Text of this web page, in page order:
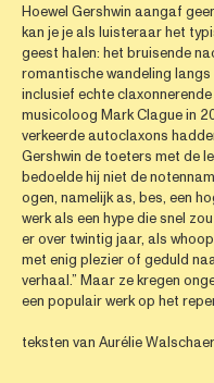
Hoewel Gershwin aangaf
kan je je als luisteraar het
geest halen: het bruisende
romantische wandeling
inclusief echte
musicoloog Mark Clague in
verkeerde autoclaxons
Gershwin de toeters met de
bedoelde hij niet de
ogen, namelijk as, bes, een
werk als een hype die snel
er over twintig jaar, als
met enig plezier of geduld
verhaal.” Maar ze kregen
een populair werk op het
teksten van Aurélie